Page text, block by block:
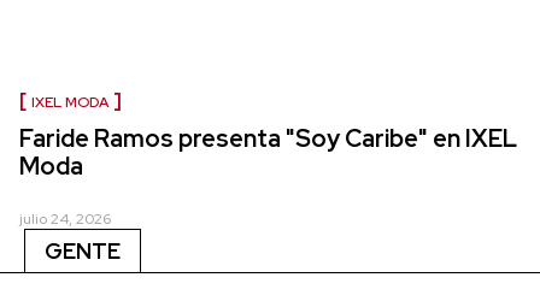
IXEL MODA
Faride Ramos presenta "Soy Caribe" en IXEL
Moda
julio 24, 2026
GENTE